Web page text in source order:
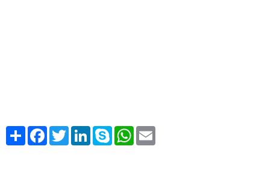
Share FacebookTwitterLinkedInSkype WhatsApp